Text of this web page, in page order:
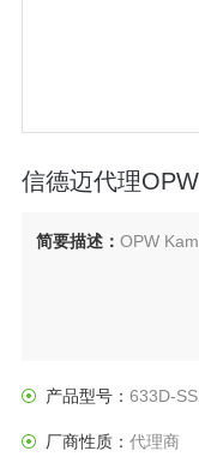
信德迈代理
简要描述： OPW
产品型号： 633D-
厂商性质： 代理商